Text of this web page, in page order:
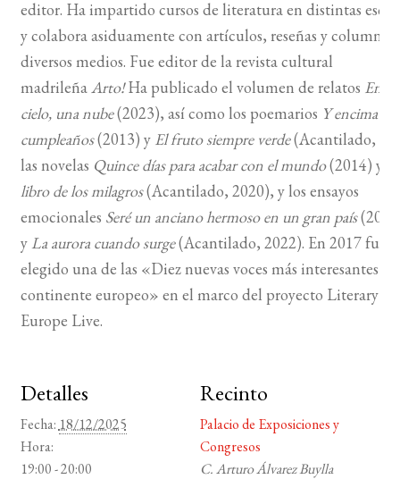
LISTA DE LIBROS
editor. Ha impartido cursos de literatura en distintas
y colabora asiduamente con artículos, reseñas y columnas
diversos medios. Fue editor de la revista cultural
madrileñaArto!Ha publicado el volumen de relatos En el
cielo, una nube(2023), así como los poemarios Y encima es
cumpleaños(2013) y El fruto siempre verde(Acantilado,
las novelas Quince días para acabar con el mundo(2014) y
libro de los milagros(Acantilado, 2020), y los ensayos
emocionales Seré un anciano hermoso en un gran país
y La aurora cuando surge(Acantilado, 2022). En 2017 fue
elegido una de las «Diez nuevas voces más interesantes
continente europeo» en el marco del proyecto Literary
Europe Live.
Detalles
Fecha: 18/12/2025
Hora:
19:00 - 20:00
Recinto
Palacio de Exposiciones y
Congresos
C. Arturo Álvarez Buylla